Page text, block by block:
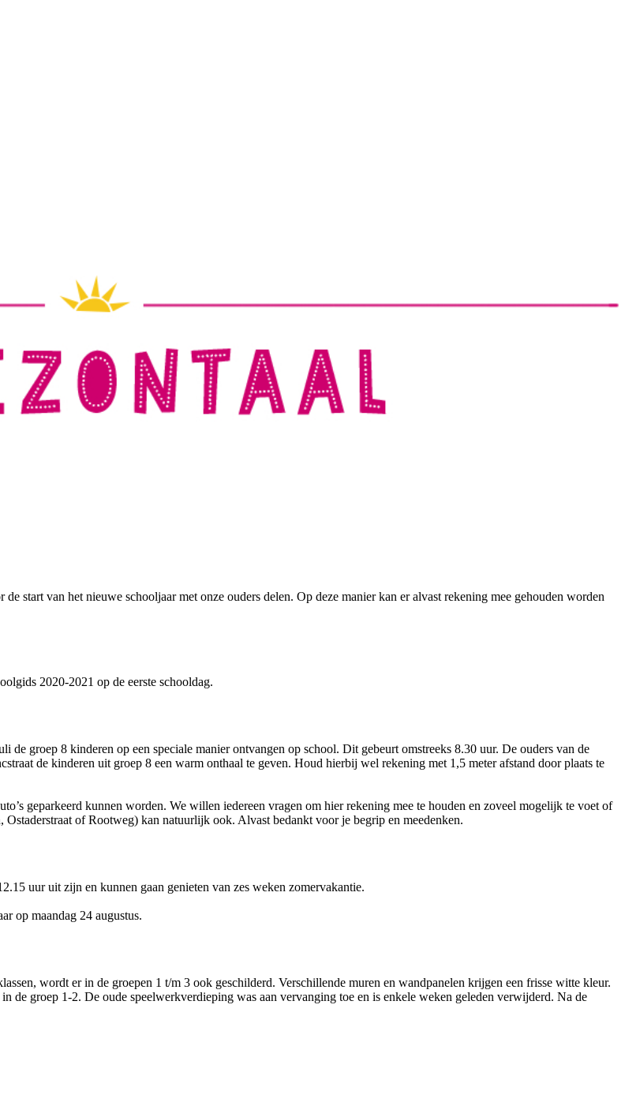
start van het nieuwe schooljaar met onze ouders delen. Op deze manier kan er alvast rekening mee gehouden worden
2020-2021 op de eerste schooldag.
groep 8 kinderen op een speciale manier ontvangen op school. Dit gebeurt omstreeks 8.30 uur. De ouders van de
de kinderen uit groep 8 een warm onthaal te geven. Houd hierbij wel rekening met 1,5 meter afstand door plaats te
geparkeerd kunnen worden. We willen iedereen vragen om hier rekening mee te houden en zoveel mogelijk te voet of
of Rootweg) kan natuurlijk ook. Alvast bedankt voor je begrip en meedenken.
uur uit zijn en kunnen gaan genieten van zes weken zomervakantie.
op maandag 24 augustus.
wordt er in de groepen 1 t/m 3 ook geschilderd. Verschillende muren en wandpanelen krijgen een frisse witte kleur.
de groep 1-2. De oude speelwerkverdieping was aan vervanging toe en is enkele weken geleden verwijderd. Na de